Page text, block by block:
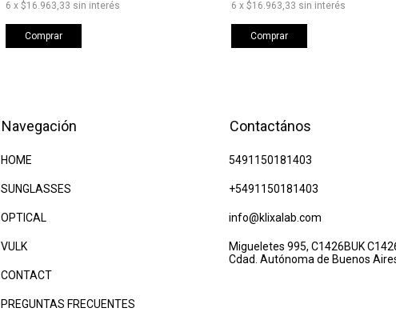
6 x$16.963,33 sin interés
Comprar
6 x $16.963,33 sin interés
Comprar
Navegación
HOME
SUNGLASSES
OPTICAL
VULK
CONTACT
PREGUNTAS FRECUENTES
Contactános
5491150181403
+5491150181403
info@klixalab.com
Migueletes 995, C1426BUK
Cdad. Autónoma de Buenos